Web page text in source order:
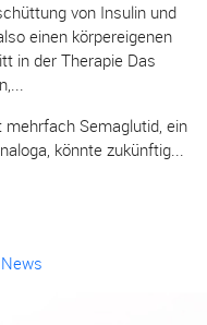
von Insulin und
einen körpereigenen
in der Therapie Das
Semaglutid, ein
könnte zukünftig...